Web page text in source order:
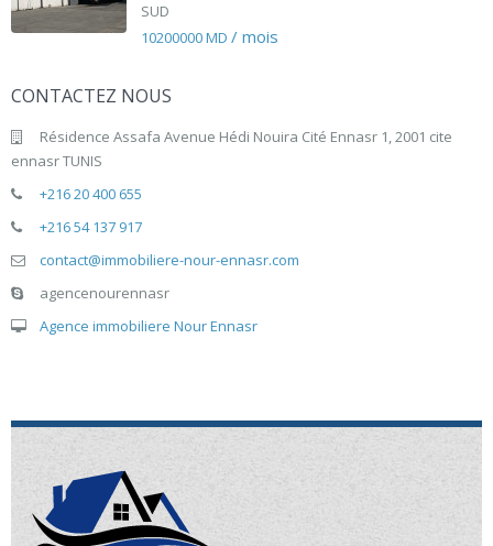
SUD
10200000 MD / mois
CONTACTEZ NOUS
Résidence Assafa Avenue Hédi Nouira Cité Ennasr 1, 2001 cite
ennasr TUNIS
+216 20 400 655
+216 54 137 917
contact@immobiliere-nour-ennasr.com
agencenourennasr
Agence immobiliere Nour Ennasr